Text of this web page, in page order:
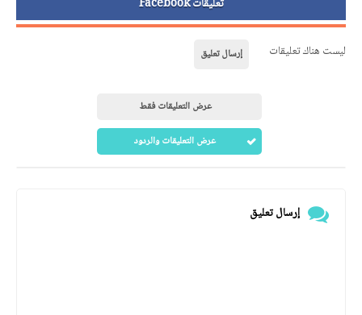
تعليقات Facebook
ليست هناك تعليقات إرسال تعليق
عرض التعليقات فقط
عرض التعليقات والردود
إرسال تعليق